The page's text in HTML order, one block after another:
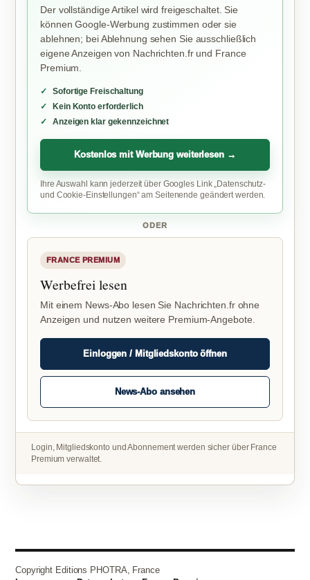
Der vollständige Artikel wird freigeschaltet. Sie
können Google-Werbung zustimmen oder sie
ablehnen; bei Ablehnung sehen Sie ausschließlich
eigene Anzeigen von Nachrichten.fr und France
Premium.
Sofortige Freischaltung
Kein Konto erforderlich
Anzeigen klar gekennzeichnet
Kostenlos mit Werbung weiterlesen →
Ihre Auswahl kann jederzeit über Googles Link „Datenschutz-
und Cookie-Einstellungen“ am Seitenende geändert werden.
ODER
FRANCE PREMIUM
Werbefrei lesen
Mit einem News-Abo lesen Sie Nachrichten.fr ohne
Anzeigen und nutzen weitere Premium-Angebote.
Einloggen / Mitgliedskonto öffnen
News-Abo ansehen
Login, Mitgliedskonto und Abonnement werden sicher über France
Premium verwaltet.
Copyright Editions PHOTRA, France